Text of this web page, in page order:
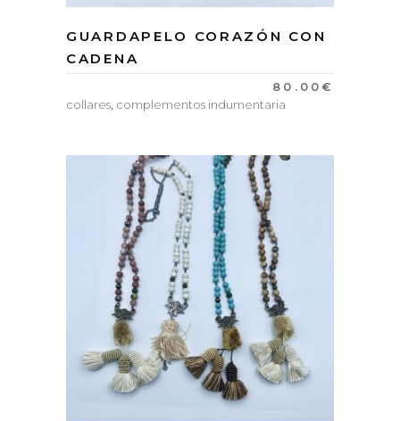
GUARDAPELO CORAZÓN CON
CADENA
80.00€
collares, complementos indumentaria